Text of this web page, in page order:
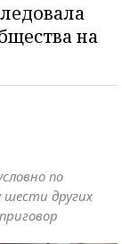
на
по
других